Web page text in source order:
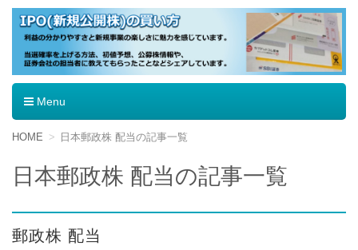
IPO（新規公開株）の買い方
Menu
コ
テ
ン
へ
移
動
HOME 日本郵政株 配当の記事一覧
日本郵政株 配当の記事一覧
郵政株 配当